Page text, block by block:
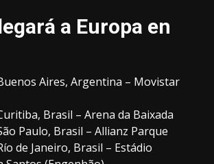
a Europa en
Aires, Argentina – Movistar
Brasil – Arena da Baixada
Paulo, Brasil – Allianz Parque
de Janeiro, Brasil – Estádio